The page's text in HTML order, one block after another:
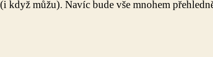
když můžu). Navíc bude vše mnohem